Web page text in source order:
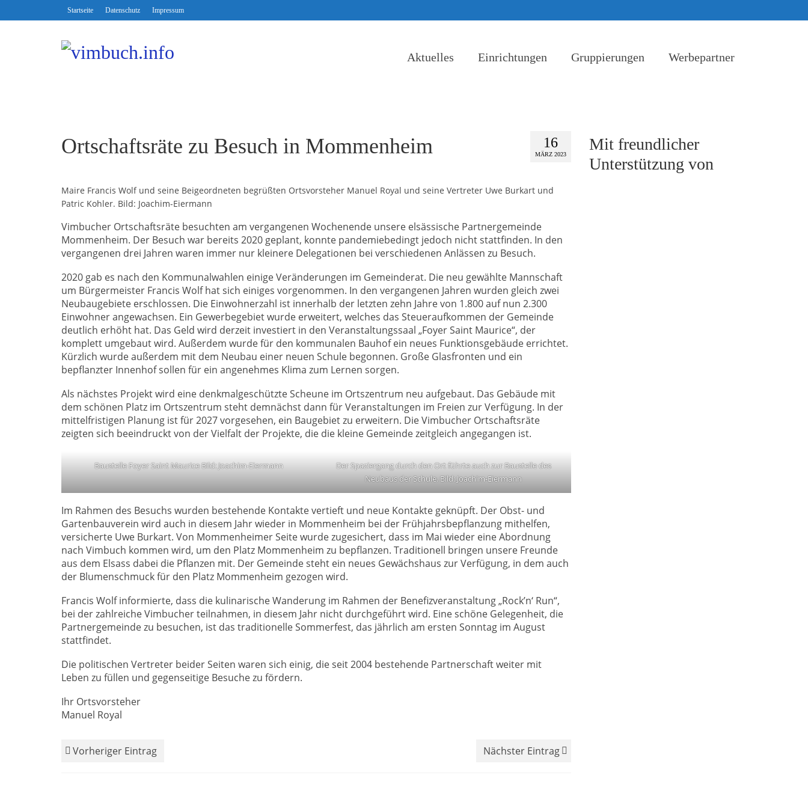
Startseite Datenschutz Impressum
Aktuelles Einrichtungen Gruppierungen Werbepartner
16
MÄRZ 2023
Ortschaftsräte zu Besuch in Mommenheim
Maire Francis Wolf und seine Beigeordneten begrüßten Ortsvorsteher Manuel Royal und seine Vertreter Uwe Burkart und
Patric Kohler. Bild: Joachim-Eiermann
Vimbucher Ortschaftsräte besuchten am vergangenen Wochenende unsere elsässische Partnergemeinde
Mommenheim. Der Besuch war bereits 2020 geplant, konnte pandemiebedingt jedoch nicht stattfinden. In den
vergangenen drei Jahren waren immer nur kleinere Delegationen bei verschiedenen Anlässen zu Besuch.
2020 gab es nach den Kommunalwahlen einige Veränderungen im Gemeinderat. Die neu gewählte Mannschaft
um Bürgermeister Francis Wolf hat sich einiges vorgenommen. In den vergangenen Jahren wurden gleich zwei
Neubaugebiete erschlossen. Die Einwohnerzahl ist innerhalb der letzten zehn Jahre von 1.800 auf nun 2.300
Einwohner angewachsen. Ein Gewerbegebiet wurde erweitert, welches das Steueraufkommen der Gemeinde
deutlich erhöht hat. Das Geld wird derzeit investiert in den Veranstaltungssaal „Foyer Saint Maurice“, der
komplett umgebaut wird. Außerdem wurde für den kommunalen Bauhof ein neues Funktionsgebäude errichtet.
Kürzlich wurde außerdem mit dem Neubau einer neuen Schule begonnen. Große Glasfronten und ein
bepflanzter Innenhof sollen für ein angenehmes Klima zum Lernen sorgen.
Als nächstes Projekt wird eine denkmalgeschützte Scheune im Ortszentrum neu aufgebaut. Das Gebäude mit
dem schönen Platz im Ortszentrum steht demnächst dann für Veranstaltungen im Freien zur Verfügung. In der
mittelfristigen Planung ist für 2027 vorgesehen, ein Baugebiet zu erweitern. Die Vimbucher Ortschaftsräte
zeigten sich beeindruckt von der Vielfalt der Projekte, die die kleine Gemeinde zeitgleich angegangen ist.
Baustelle Foyer Saint Maurice Bild: Joachim-Eiermann
Der Spaziergang durch den Ort führte auch zur Baustelle des
Neubaus der Schule. Bild: Joachim-Eiermann
Im Rahmen des Besuchs wurden bestehende Kontakte vertieft und neue Kontakte geknüpft. Der Obst- und
Gartenbauverein wird auch in diesem Jahr wieder in Mommenheim bei der Frühjahrsbepflanzung mithelfen,
versicherte Uwe Burkart. Von Mommenheimer Seite wurde zugesichert, dass im Mai wieder eine Abordnung
nach Vimbuch kommen wird, um den Platz Mommenheim zu bepflanzen. Traditionell bringen unsere Freunde
aus dem Elsass dabei die Pflanzen mit. Der Gemeinde steht ein neues Gewächshaus zur Verfügung, in dem auch
der Blumenschmuck für den Platz Mommenheim gezogen wird.
Francis Wolf informierte, dass die kulinarische Wanderung im Rahmen der Benefizveranstaltung „Rock’n‘ Run“,
bei der zahlreiche Vimbucher teilnahmen, in diesem Jahr nicht durchgeführt wird. Eine schöne Gelegenheit, die
Partnergemeinde zu besuchen, ist das traditionelle Sommerfest, das jährlich am ersten Sonntag im August
stattfindet.
Die politischen Vertreter beider Seiten waren sich einig, die seit 2004 bestehende Partnerschaft weiter mit
Leben zu füllen und gegenseitige Besuche zu fördern.
Ihr Ortsvorsteher
Manuel Royal
Vorheriger Eintrag Nächster Eintrag
Mit freundlicher
Unterstützung von